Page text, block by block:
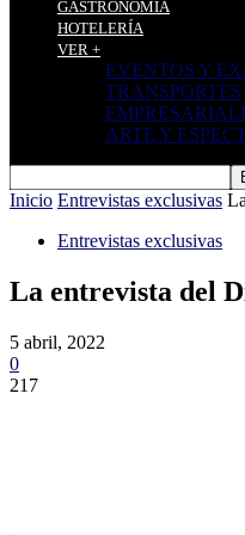
GASTRONOMÍA
HOTELERÍA
VER +
EVENTOS Y
TRANSPORTES
ARTE Y
Inicio Entrevistas exclusivas
Entrevistas exclusivas
La entrevista del
5 abril, 2022
0
217